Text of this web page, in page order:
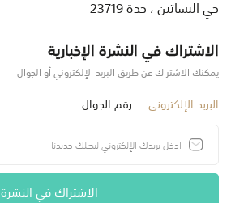
حي البساتين ، جدة 23719
الاشتراك في النشرة الإخبارية
يمكنك الاشتراك عن طريق البريد الإلكتروني أو الجوال
البريد الإلكتروني رقم الجوال
الاشتراك في النشرة